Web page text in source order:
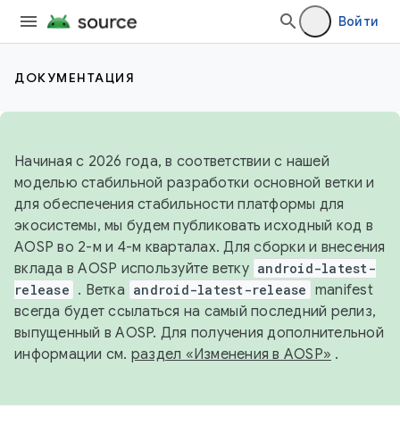
Войти
ДОКУМЕНТАЦИЯ
Начиная с 2026 года, в соответствии с нашей
моделью стабильной разработки основной ветки и
для обеспечения стабильности платформы для
экосистемы, мы будем публиковать исходный код в
AOSP во 2-м и 4-м кварталах. Для сборки и внесения
вклада в AOSP используйте ветку android-latest-
release . Ветка android-latest-release manifest
всегда будет ссылаться на самый последний релиз,
выпущенный в AOSP. Для получения дополнительной
информации см. раздел «Изменения в AOSP» .